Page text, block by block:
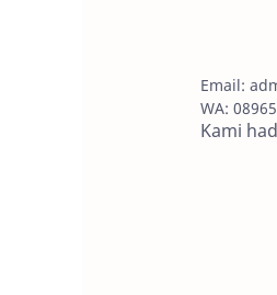
Email:
WA:
Kami